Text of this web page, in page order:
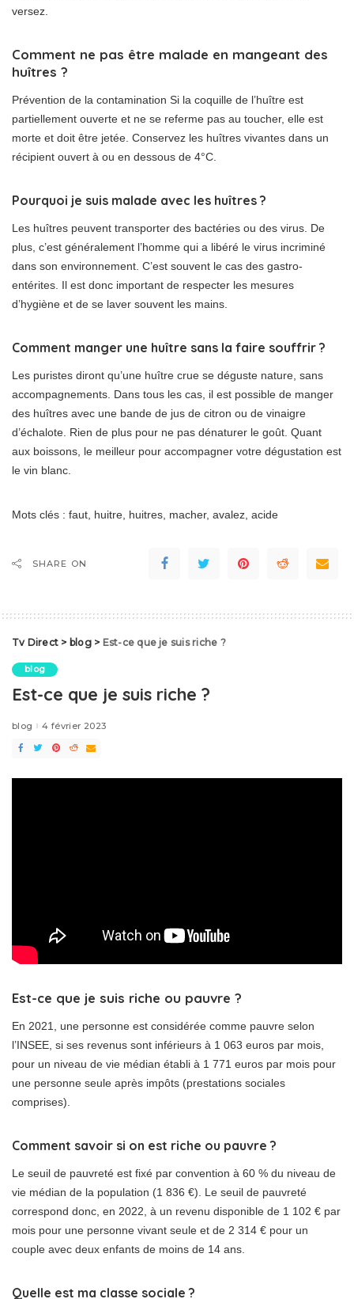
versez.
Comment ne pas être malade en mangeant des
huîtres ?
Prévention de la contamination Si la coquille de l’huître est
partiellement ouverte et ne se referme pas au toucher, elle est
morte et doit être jetée. Conservez les huîtres vivantes dans un
récipient ouvert à ou en dessous de 4°C.
Pourquoi je suis malade avec les huîtres ?
Les huîtres peuvent transporter des bactéries ou des virus. De
plus, c’est généralement l’homme qui a libéré le virus incriminé
dans son environnement. C’est souvent le cas des gastro-
entérites. Il est donc important de respecter les mesures
d’hygiène et de se laver souvent les mains.
Comment manger une huître sans la faire souffrir ?
Les puristes diront qu’une huître crue se déguste nature, sans
accompagnements. Dans tous les cas, il est possible de manger
des huîtres avec une bande de jus de citron ou de vinaigre
d’échalote. Rien de plus pour ne pas dénaturer le goût. Quant
aux boissons, le meilleur pour accompagner votre dégustation est
le vin blanc.
Mots clés : faut, huitre, huitres, macher, avalez, acide
SHARE ON
Tv Direct > blog> Est-ce que je suis riche ?
blog
Est-ce que je suis riche ?
blog 4 février 2023
Est-ce que je suis riche ou pauvre ?
En 2021, une personne est considérée comme pauvre selon
l’INSEE, si ses revenus sont inférieurs à 1 063 euros par mois,
pour un niveau de vie médian établi à 1 771 euros par mois pour
une personne seule après impôts (prestations sociales
comprises).
Comment savoir si on est riche ou pauvre ?
Le seuil de pauvreté est fixé par convention à 60 % du niveau de
vie médian de la population (1 836 €). Le seuil de pauvreté
correspond donc, en 2022, à un revenu disponible de 1 102 € par
mois pour une personne vivant seule et de 2 314 € pour un
couple avec deux enfants de moins de 14 ans.
Quelle est ma classe sociale ?